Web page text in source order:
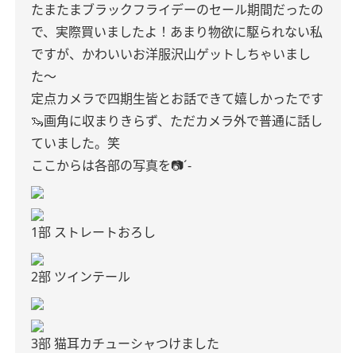
たまたまブラックフライデーのセール期間だったの
で、実際買いましたよ！あまり物欲に駆られない私
ですが、かわいいお洋服沢山ゲットしちゃいまし
た〜
定点カメラで四期生皆とお話できて嬉しかったです
🦦画角に収まりきらず、ただカメラ外で普通に話し
ていました。笑
ここからは各部の写真を📷´-
1部 ストレートおろし
2部 ツインテール
3部 猫耳カチューシャつけました